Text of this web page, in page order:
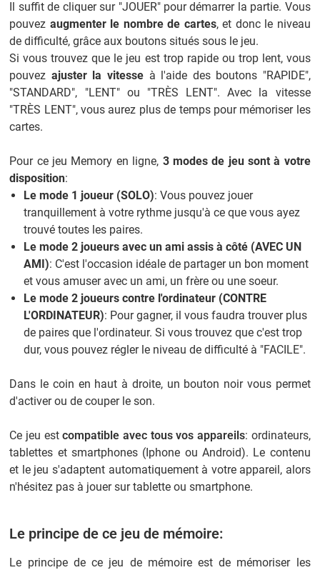
Il suffit de cliquer sur "JOUER" pour démarrer la partie. Vous
pouvez augmenter le nombre de cartes, et donc le niveau
de difficulté, grâce aux boutons situés sous le jeu.
Si vous trouvez que le jeu est trop rapide ou trop lent, vous
pouvez ajuster la vitesseà l'aide des boutons "RAPIDE",
"STANDARD", "LENT" ou "TRÈS LENT". Avec la vitesse
"TRÈS LENT", vous aurez plus de temps pour mémoriser les
cartes.
Pour ce jeu Memory en ligne, 3 modes de jeu sont à votre
disposition:
Le mode 1 joueur (SOLO): Vous pouvez jouer
tranquillement à votre rythme jusqu'à ce que vous ayez
trouvé toutes les paires.
Le mode 2 joueurs avec un ami assis à côté (AVEC UN
AMI): C'est l'occasion idéale de partager un bon moment
et vous amuser avec un ami, un frère ou une soeur.
Le mode 2 joueurs contre l'ordinateur (CONTRE
L'ORDINATEUR): Pour gagner, il vous faudra trouver plus
de paires que l'ordinateur. Si vous trouvez que c'est trop
dur, vous pouvez régler le niveau de difficulté à "FACILE".
Dans le coin en haut à droite, un bouton noir vous permet
d'activer ou de couper le son.
Ce jeu estcompatible avec tous vos appareils: ordinateurs,
tablettes et smartphones (Iphone ou Android). Le contenu
et le jeu s'adaptent automatiquement à votre appareil, alors
n'hésitez pas à jouer sur tablette ou smartphone.
Le principe de ce jeu de mémoire:
Le principe de ce jeu de mémoire est de mémoriser les